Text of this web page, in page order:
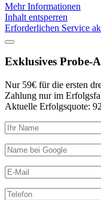
Mehr Informationen
Inhalt entsperren
Erforderlichen Service
Exklusives Probe-
Nur 59€ für die ersten
Zahlung nur im
Aktuelle Erfolgsquote: